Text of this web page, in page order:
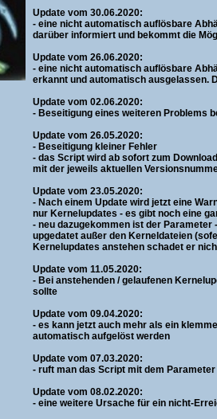
Update vom 30.06.2020:
- eine nicht automatisch auflösbare
darüber informiert und bekommt die
Update vom 26.06.2020:
- eine nicht automatisch auflösbare
erkannt und automatisch ausgelassen.
Update vom 02.06.2020:
- Beseitigung eines weiteren Problems
Update vom 26.05.2020:
- Beseitigung kleiner Fehler
- das Script wird ab sofort zum
mit der jeweils aktuellen
Update vom 23.05.2020:
- Nach einem Update wird jetzt eine
nur Kernelupdates - es gibt noch eine
- neu dazugekommen ist der Parameter
upgedatet außer den Kerneldateien
Kernelupdates anstehen schadet er
Update vom 11.05.2020:
- Bei anstehenden / gelaufenen
sollte
Update vom 09.04.2020:
- es kann jetzt auch mehr als ein
automatisch aufgelöst werden
Update vom 07.03.2020:
- ruft man das Script mit dem Parameter
Update vom 08.02.2020:
- eine weitere Ursache für ein nicht-